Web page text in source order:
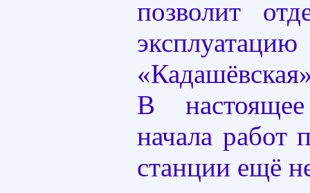
позволит
В
начала работ
станции ещё